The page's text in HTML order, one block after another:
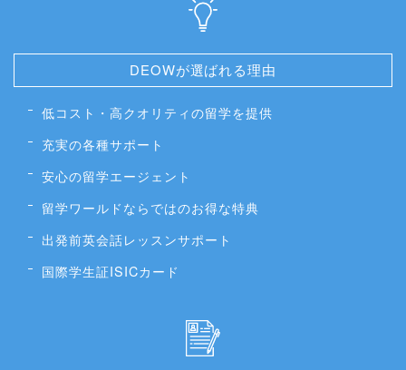
DEOWが選ばれる理由
低コスト・高クオリティの留学を提供
充実の各種サポート
安心の留学エージェント
留学ワールドならではのお得な特典
出発前英会話レッスンサポート
国際学生証ISICカード